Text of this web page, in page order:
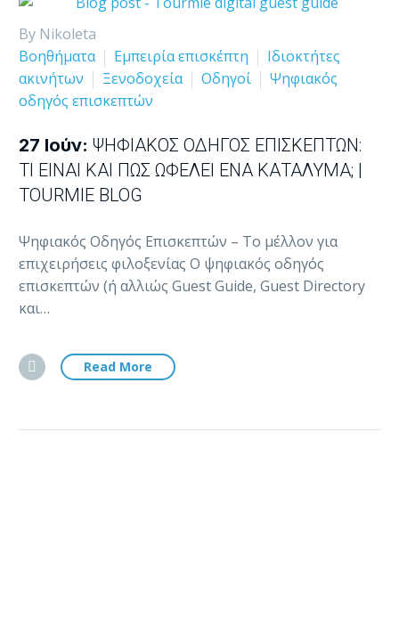
By Nikoleta
Βοηθήματα
Εμπειρία επισκέπτη
Ιδιοκτήτες
ακινήτων
Ξενοδοχεία Οδηγοί
Ψηφιακός
οδηγός επισκεπτών
27 Ιούν: ΨΗΦΙΑΚΌΣ ΟΔΗΓΌΣ ΕΠΙΣΚΕΠΤΏΝ:
ΤΙ ΕΊΝΑΙ ΚΑΙ ΠΏΣ ΩΦΕΛΕΊ ΈΝΑ ΚΑΤΆΛΥΜΑ; |
TOURMIE BLOG
Ψηφιακός Οδηγός Επισκεπτών – Το μέλλον για
επιχειρήσεις φιλοξενίας Ο ψηφιακός οδηγός
επισκεπτών (ή αλλιώς Guest Guide, Guest Directory
και…
Read More